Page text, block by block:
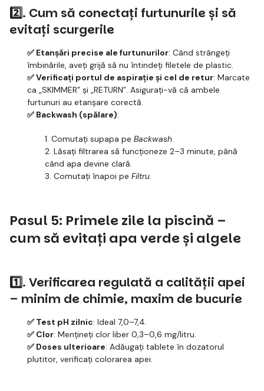
2️⃣. Cum să conectați furtunurile și să
evitați scurgerile
✅ Etanșări precise ale furtunurilor: Când strângeți
îmbinările, aveți grijă să nu întindeți filetele de plastic.
✅ Verificați portul de aspirație și cel de retur: Marcate
ca „SKIMMER” și „RETURN”. Asigurați-vă că ambele
furtunuri au etanșare corectă.
✅ Backwash (spălare):
1. Comutați supapa pe Backwash.
2. Lăsați filtrarea să funcționeze 2–3 minute, până
când apa devine clară.
3. Comutați înapoi pe Filtru.
Pasul 5: Primele zile la piscină –
cum să evitați apa verde și algele
1️⃣. Verificarea regulată a calității apei
– minim de chimie, maxim de bucurie
✅ Test pH zilnic: Ideal 7,0–7,4.
✅ Clor: Mențineți clor liber 0,3–0,6 mg/litru.
✅ Doses ulterioare: Adăugați tablete în dozatorul
plutitor, verificați colorarea apei.